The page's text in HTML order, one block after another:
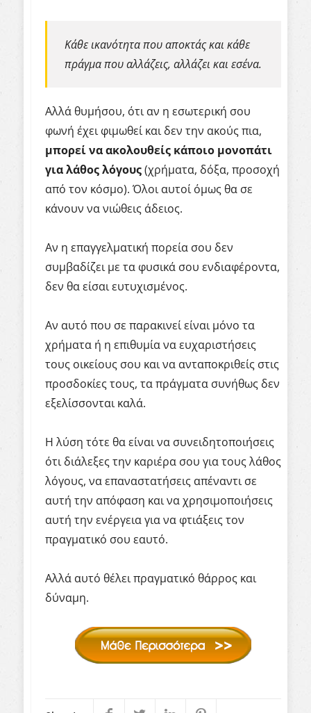
Κάθε ικανότητα που αποκτάς και κάθε
πράγμα που αλλάζεις, αλλάζει και εσένα.
Αλλά θυμήσου, ότι αν η εσωτερική σου
φωνή έχει φιμωθεί και δεν την ακούς πια,
μπορεί να ακολουθείς κάποιο μονοπάτι
για λάθος λόγους(χρήματα, δόξα, προσοχή
από τον κόσμο). Όλοι αυτοί όμως θα σε
κάνουν να νιώθεις άδειος.
Αν η επαγγελματική πορεία σου δεν
συμβαδίζει με τα φυσικά σου ενδιαφέροντα,
δεν θα είσαι ευτυχισμένος.
Αν αυτό που σε παρακινεί είναι μόνο τα
χρήματα ή η επιθυμία να ευχαριστήσεις
τους οικείους σου και να ανταποκριθείς στις
προσδοκίες τους, τα πράγματα συνήθως δεν
εξελίσσονται καλά.
Η λύση τότε θα είναι να συνειδητοποιήσεις
ότι διάλεξες την καριέρα σου για τους λάθος
λόγους, να επαναστατήσεις απέναντι σε
αυτή την απόφαση και να χρησιμοποιήσεις
αυτή την ενέργεια για να φτιάξεις τον
πραγματικό σου εαυτό.
Αλλά αυτό θέλει πραγματικό θάρρος και
δύναμη.